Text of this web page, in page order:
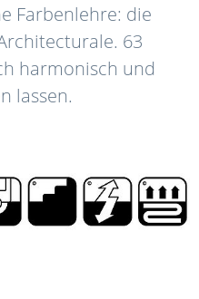
Farbenlehre: die
63
harmonisch und
lassen.